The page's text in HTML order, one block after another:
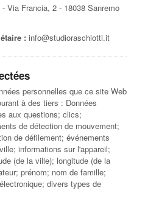
Via Francia, 2 - 18038 Sanremo
: info@studioraschiotti.it
personnelles que ce site Web
à des tiers : Données
aux questions; clics;
de détection de mouvement;
de défilement; événements
informations sur l'appareil;
(de la ville); longitude (de la
prénom; nom de famille;
divers types de